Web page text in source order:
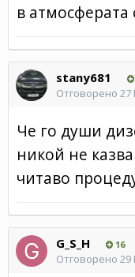
в атмосферата
stany681
Отговорено 27
Че го души
никой не
читаво
G_S_H 16
Отговорено 29